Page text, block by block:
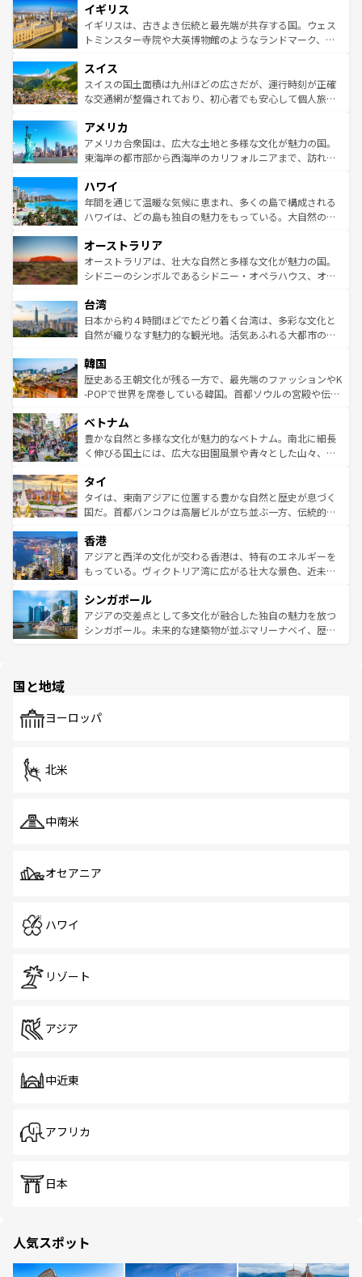
いる。シャンパンの発祥地であるランス、プロヴァンスの
香り高いラベンダー畑など、多彩な楽しみ方が可能だ。さ
らに、パリ以外の地域にも魅力が溢れており、どの街角に
れる地方に足を運ぶとそれぞれで全く異なる文化を体験で
きるだろう。 なお、新着のフランス情報はコンテンツ一覧
を参照してほしい。
顔を持つこの国は、どこを歩いても飽きることがない。ベ
ルリンの文化的活気、バイエルン州のアルプスの絶景、そ
してライン川沿いのワイン畑といった風景は必見。ビール
は、お酒好きな人にはぜひ体験してほしい。 なお、新着の
ドイツ情報はコンテンツ一覧を参照してほしい。
イギリス
イギリスは、古きよき伝統と最先端が共存する国。ウェス
トミンスター寺院や大英博物館のようなランドマーク、歴
リアごとに異なる魅力がある。また、優雅なアフタヌーン
ティー、ビール好きにはたまらない英国パブ、サッカー観
戦など、本場だからこそできる体験も豊富。イギリスを旅
ンツ一覧を参照してほしい。
スイス
スイスの国土面積は九州ほどの広さだが、運行時刻が正確
な交通網が整備されており、初心者でも安心して個人旅行
の建物がそのまま残る町や、スイスならではのユニークな
博物館もあり、アルプス観光だけでなく町歩きも満喫する
ことができる。国民の所得が高いため物価も高いが、旅行
ば市内交通費無料で観光を楽しむこともできる。 なお、新
着のスイス情報はコンテンツ一覧 を参照してほしい。
アメリカ
アメリカ合衆国は、広大な土地と多様な文化が魅力の国。
東海岸の都市部から西海岸のカリフォルニアまで、訪れる
のような巨大都市は、観光、ショッピング、エンターテイ
ンメントが詰まった刺激的なスポットだ。一方、アメリカ
西部には大自然が広がり、グランドキャニオンやイエロー
部のニューオーリンズでは、音楽と美食が融合した独特の
文化が魅力。旅行者はアメリカの各地域で異なる魅力を楽
しみながら、その多様性と豊かな歴史を感じることができ
ならではの贅沢な旅のスタイルだ。 なお、新着のアメリカ
情報はコンテンツ一覧を参照してほしい。
ハワイ
年間を通じて温暖な気候に恵まれ、多くの島で構成される
ハワイは、どの島も独自の魅力をもっている。大自然の神
ワイ島は見逃せない。また、定番の観光地といえばオアフ
島だが、静かな自然を求めるならマウイ島やカウアイ島が
おすすめ。エメラルドグリーンに輝く海をはじめ、豊かな
れるおもてなしの心で訪れる人々を迎えてくれるハワイの
人々、おいしいローカルフードやハワイアンミュージッ
ク、伝統的なフラダンスなど、すべてがハワイの魅力を彩
ワイを、存分に味わってほしい。 なお、新着のハワイ情報
はコンテンツ一覧を参照してほしい。
オーストラリア
オーストラリアは、壮大な自然と多様な文化が魅力の国。
シドニーのシンボルであるシドニー・オペラハウス、オー
リアリーフや大陸中央部にそびえるウルル（エアーズロッ
ク）、タスマニアの美しい原生林やケアンズの熱帯雨林な
ど、見どころがたくさん。また、カフェやワイン、オージ
いる。アクティビティも充実しており、サーフィンやダイ
ビング、ハイキングなど、アウトドア好きにはたまらな
い。オーストラリアの多彩な魅力を存分に味わいつくそ
参照してほしい。
台湾
日本から約４時間ほどでたどり着く台湾は、多彩な文化と
自然が織りなす魅力的な観光地。活気あふれる大都市の台
ン）、静ひつな山岳地帯である台湾東部など、都市の喧騒
と山間の静けさが共存しており、訪れる人に新しい発見と
驚きをもたらしてくれる。また、奥深い台湾の食文化も魅
容にもいいと評判のスイーツなど、バラエティ豊かな料理
が味わえる。 なお、新着の台湾情報は コンテンツ一覧を参
照してほしい。
韓国
歴史ある王朝文化が残る一方で、最先端のファッションやK
-POPで世界を席巻している韓国。首都ソウルの宮殿や伝統
き、地方に足を延ばせば四季折々の自然美を楽しむことが
できる。そして、キムチや焼肉、絶品のストリートフード
まで、さまざまな韓国料理が待っている。夜には、韓国な
リティに包まれながら、韓国の多彩な魅力を心ゆくまで味
わってみてほしい。 なお、新着の韓国情報はコンテンツ一
覧を参照してほしい。
ベトナム
豊かな自然と多様な文化が魅力的なベトナム。南北に細長
く伸びる国土には、広大な田園風景や青々とした山々、世
急速な発展と共に伝統が息づく。ハノイの古い町並みやホ
ーチミン市のフランス統治時代の建物も、独特の雰囲気を
醸し出している。また、バラエティの豊かさとおいしさで
とつ。フォーやバインミー、ベトナムコーヒーなどは、ぜ
ひ現地で味わいたい。どの地域を訪れてもあたたかい人々
が旅行者を迎えてくれるので、きっと忘れられない旅にな
参照してほしい。
タイ
タイは、東南アジアに位置する豊かな自然と歴史が息づく
国だ。首都バンコクは高層ビルが立ち並ぶ一方、伝統的な
の活気が交差している。北部ではチェンマイなどの山岳地
帯で自然と触れ合い、南部ではプーケットやクラビの美し
いビーチでリゾート気分を楽しむことができる。タイ料理
激する。気候は一年中温暖で、どの季節にも異なる楽しみ
が待っている。親しみやすいタイの人々、仏教を中心とし
た文化、そして多様な観光資源が、訪れる旅人を魅了し続
香港
アジアと西洋の文化が交わる香港は、特有のエネルギーを
もっている。ヴィクトリア湾に広がる壮大な景色、近未来
み、どこを訪れても感動するはず。観光スポットが密集し
ており、効率よく見どころを回れるのも魅力。息をのむよ
うな絶景から文化的な体験まで、香港を存分に楽しみ尽く
シンガポール
アジアの交差点として多文化が融合した独自の魅力を放つ
シンガポール。未来的な建築物が並ぶマリーナベイ、歴史
で、ホーカーズは地元の風情を楽しめる外せないスポット
国と地域
ヨーロッパ
北米
中南米
オセアニア
ハワイ
リゾート
アジア
中近東
アフリカ
日本
人気スポット